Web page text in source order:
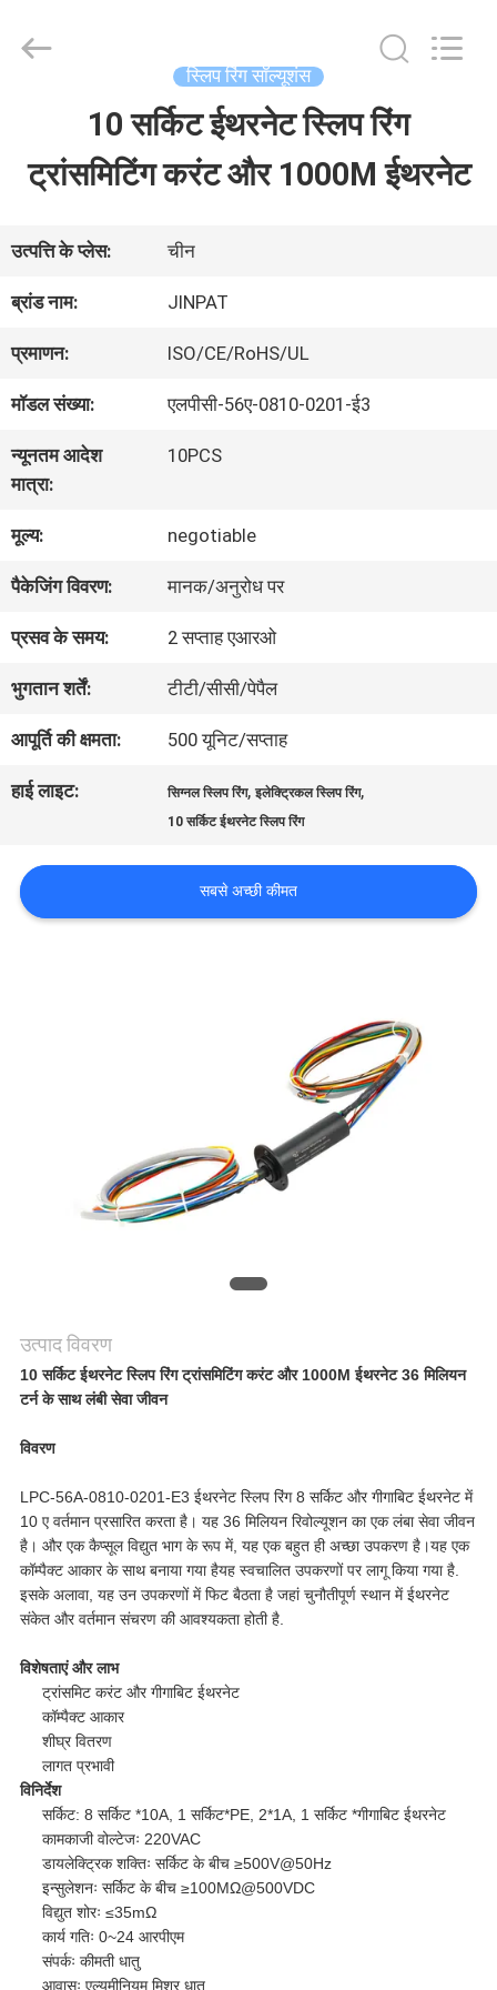
वीआर
दिखाएँ
हमारे
बारे
में
कारखाना
भ्रमण
गुणवत्ता
नियंत्रण
संपर्क
करें
PRIVACY
Electronics
स्लिप रिंग सॉल्यूशंस
10 सर्किट ईथरनेट स्लिप रिंग
ट्रांसमिटिंग करंट और 1000M ईथरनेट
उत्पत्ति के प्लेस: चीन
ब्रांड नाम: JINPAT
प्रमाणन: ISO/CE/RoHS/UL
मॉडल संख्या: एलपीसी-56ए-0810-0201-ई3
न्यूनतम आदेश
मात्रा:
10PCS
मूल्य: negotiable
पैकेजिंग विवरण: मानक/अनुरोध पर
प्रसव के समय: 2 सप्ताह एआरओ
भुगतान शर्तें: टीटी/सीसी/पेपैल
आपूर्ति की क्षमता: 500 यूनिट/सप्ताह
हाई लाइट: सिग्नल स्लिप रिंग,इलेक्ट्रिकल स्लिप रिंग,
10 सर्किट ईथरनेट स्लिप रिंग
सबसे अच्छी कीमत
उत्पाद विवरण
10 सर्किट ईथरनेट स्लिप रिंग ट्रांसमिटिंग करंट और 1000M ईथरनेट 36 मिलियन
टर्न के साथ लंबी सेवा जीवन
विवरण
LPC-56A-0810-0201-E3 ईथरनेट स्लिप रिंग 8 सर्किट और गीगाबिट ईथरनेट में
10 ए वर्तमान प्रसारित करता है। यह 36 मिलियन रिवोल्यूशन का एक लंबा सेवा जीवन
है। और एक कैप्सूल विद्युत भाग के रूप में, यह एक बहुत ही अच्छा उपकरण है।यह एक
कॉम्पैक्ट आकार के साथ बनाया गया हैयह स्वचालित उपकरणों पर लागू किया गया है.
इसके अलावा, यह उन उपकरणों में फिट बैठता है जहां चुनौतीपूर्ण स्थान में ईथरनेट
संकेत और वर्तमान संचरण की आवश्यकता होती है.
विशेषताएं और लाभ
ट्रांसमिट करंट और गीगाबिट ईथरनेट
कॉम्पैक्ट आकार
शीघ्र वितरण
लागत प्रभावी
विनिर्देश
सर्किट: 8 सर्किट *10A, 1 सर्किट*PE, 2*1A, 1 सर्किट *गीगाबिट ईथरनेट
कामकाजी वोल्टेजः 220VAC
डायलेक्ट्रिक शक्तिः सर्किट के बीच ≥500V@50Hz
इन्सुलेशनः सर्किट के बीच ≥100MΩ@500VDC
विद्युत शोरः ≤35mΩ
कार्य गतिः 0~24 आरपीएम
संपर्कः कीमती धातु
आवासः एल्यूमीनियम मिश्र धातु